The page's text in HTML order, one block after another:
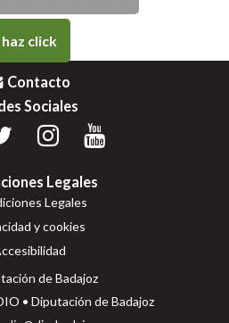
haz click
Contacto
Sociales
Legales
Legales
y cookies
• Diputación de Badajoz